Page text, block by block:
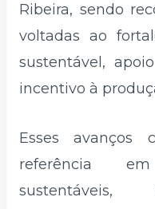
Ribeira, sendo
voltadas ao
sustentável,
incentivo à
Esses avanços
referência
sustentáveis,